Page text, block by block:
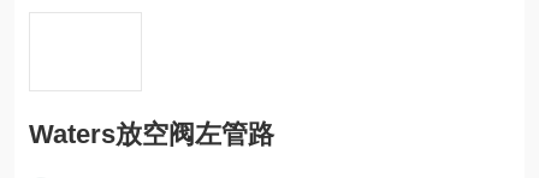
Waters放空阀左管路